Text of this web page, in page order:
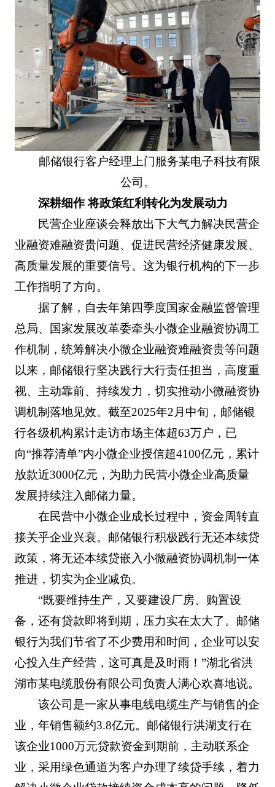
邮储银行客户经理上门服务某电子科技有限
公司。
深耕细作 将政策红利转化为发展动力
民营企业座谈会释放出下大气力解决民营企
业融资难融资贵问题、促进民营经济健康发展、
高质量发展的重要信号。这为银行机构的下一步
工作指明了方向。
据了解，自去年第四季度国家金融监督管理
总局、国家发展改革委牵头小微企业融资协调工
作机制，统筹解决小微企业融资难融资贵等问题
以来，邮储银行坚决践行大行责任担当，高度重
视、主动靠前、持续发力，切实推动小微融资协
调机制落地见效。截至2025年2月中旬，邮储银
行各级机构累计走访市场主体超63万户，已
向“推荐清单”内小微企业授信超4100亿元，累计
放款近3000亿元，为助力民营小微企业高质量
发展持续注入邮储力量。
在民营中小微企业成长过程中，资金周转直
接关乎企业兴衰。邮储银行积极践行无还本续贷
政策，将无还本续贷嵌入小微融资协调机制一体
推进，切实为企业减负。
“既要维持生产，又要建设厂房、购置设
备，还有贷款即将到期，压力实在太大了。邮储
银行为我们节省了不少费用和时间，企业可以安
心投入生产经营，这可真是及时雨！”湖北省洪
湖市某电缆股份有限公司负责人满心欢喜地说。
该公司是一家从事电线电缆生产与销售的企
业，年销售额约3.8亿元。邮储银行洪湖支行在
该企业1000万元贷款资金到期前，主动联系企
业，采用绿色通道为客户办理了续贷手续，着力